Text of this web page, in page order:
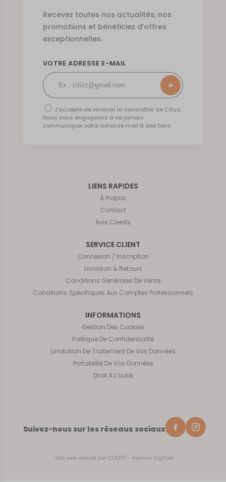
LIENS RAPIDES
À Propos
Contact
Avis Clients
SERVICE CLIENT
Connexion / Inscription
Livraison & Retours
Conditions Générales De Vente
Conditions Spécifiques Aux Comptes Professionnels
INFORMATIONS
Gestion Des Cookies
Politique De Confidentialité
Limitation De Traitement De Vos Données
Portabilité De Vos Données
Droit À L’oubli
Suivez-nous sur les réseaux sociaux
Site web réalisé par COQPIT - Agence digitale
Recevez toutes nos actualités, nos
promotions et bénéficiez d’offres
exceptionnelles.
VOTRE ADRESSE E-MAIL
J’accepte de recevoir la newsletter de Citizz.
Nous nous engageons à ne jamais
communiquer votre adresse mail à des tiers.